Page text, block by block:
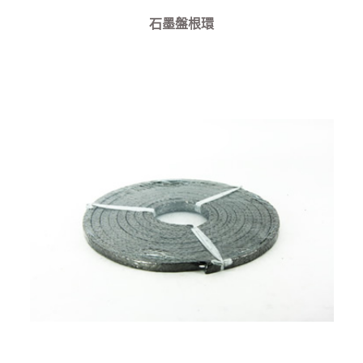
石墨盤根環